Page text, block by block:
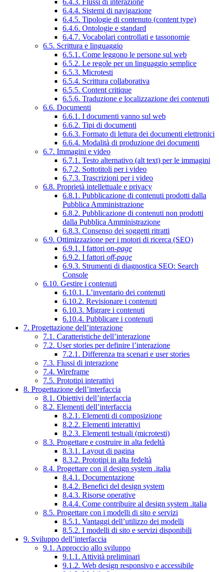
6.4.4. Sistemi di navigazione
6.4.5. Tipologie di contenuto (content type)
6.4.6. Ontologie e standard
6.4.7. Vocabolari controllati e tassonomie
6.5. Scrittura e linguaggio
6.5.1. Come leggono le persone sul web
6.5.2. Le regole per un linguaggio semplice
6.5.3. Microtesti
6.5.4. Scrittura collaborativa
6.5.5. Content critique
6.5.6. Traduzione e localizzazione dei contenuti
6.6. Documenti
6.6.1. I documenti vanno sul web
6.6.2. Tipi di documenti
6.6.3. Formato di lettura dei documenti elettronici
6.6.4. Modalità di produzione dei documenti
6.7. Immagini e video
6.7.1. Testo alternativo (alt text) per le immagini
6.7.2. Sottotitoli per i video
6.7.3. Trascrizioni per i video
6.8. Proprietà intellettuale e privacy
6.8.1. Pubblicazione di contenuti prodotti dalla
Pubblica Amministrazione
6.8.2. Pubblicazione di contenuti non prodotti
dalla Pubblica Amministrazione
6.8.3. Consenso dei soggetti ritratti
6.9. Ottimizzazione per i motori di ricerca (SEO)
6.9.1. I fattori on-page
6.9.2. I fattori off-page
6.9.3. Strumenti di diagnostica SEO: Search
Console
6.10. Gestire i contenuti
6.10.1. L’inventario dei contenuti
6.10.2. Revisionare i contenuti
6.10.3. Migrare i contenuti
6.10.4. Pubblicare i contenuti
7. Progettazione dell’interazione
7.1. Caratteristiche dell’interazione
7.2. User stories per definire l’interazione
7.2.1. Differenza tra scenari e user stories
7.3. Flussi di interazione
7.4. Wireframe
7.5. Prototipi interattivi
8. Progettazione dell’interfaccia
8.1. Obiettivi dell’interfaccia
8.2. Elementi dell’interfaccia
8.2.1. Elementi di composizione
8.2.2. Elementi interattivi
8.2.3. Elementi testuali (microtesti)
8.3. Progettare e costruire in alta fedeltà
8.3.1. Layout di pagina
8.3.2. Prototipi in alta fedeltà
8.4. Progettare con il design system .italia
8.4.1. Documentazione
8.4.2. Benefici del design system
8.4.3. Risorse operative
8.4.4. Come contribuire al design system .italia
8.5. Progettare con i modelli di sito e servizi
8.5.1. Vantaggi dell’utilizzo dei modelli
8.5.2. I modelli di sito e servizi disponibili
9. Sviluppo dell’interfaccia
9.1. Approccio allo sviluppo
9.1.1. Attività preliminari
9.1.2. Web design responsivo e accessibile